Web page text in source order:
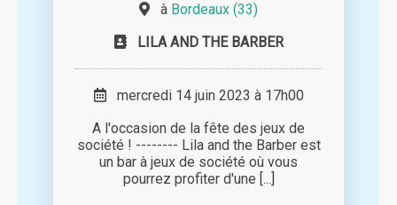
à Bordeaux (33)
LILA AND THE BARBER
mercredi 14 juin 2023 à 17h00
A l'occasion de la fête des jeux de
société ! -------- Lila and the Barber est
un bar à jeux de société où vous
pourrez profiter d'une [...]